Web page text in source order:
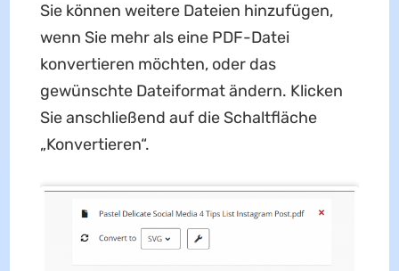
Sie können weitere Dateien hinzufügen,
wenn Sie mehr als eine PDF-Datei
konvertieren möchten, oder das
gewünschte Dateiformat ändern. Klicken
Sie anschließend auf die Schaltfläche
„Konvertieren“.